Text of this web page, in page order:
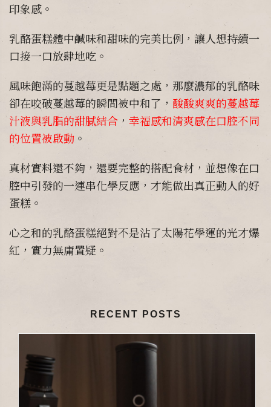
印象感。
乳酪蛋糕體中鹹味和甜味的完美比例，讓人想持續一
口接一口放肆地吃。
風味飽滿的蔓越莓更是點題之處，那麼濃郁的乳酪味
卻在咬破蔓越莓的瞬間被中和了， 酸酸爽爽的蔓越莓
汁液與乳脂的甜膩結合 ， 幸福感和清爽感在口腔不同
的位置被啟動 。
真材實料還不夠，還要完整的搭配食材，並想像在口
腔中引發的一連串化學反應，才能做出真正動人的好
蛋糕。
心之和的乳酪蛋糕絕對不是沾了太陽花學運的光才爆
紅，實力無庸置疑。
RECENT POSTS